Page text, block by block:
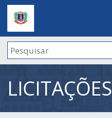
LICITAÇÕES